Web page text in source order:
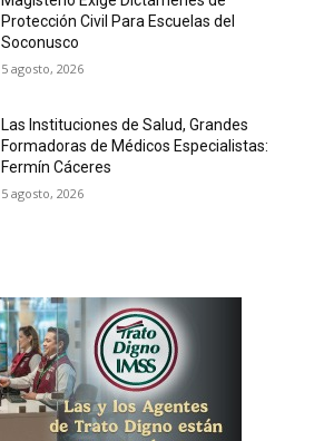
Protección Civil Para Escuelas del
Soconusco
5 agosto, 2026
Las Instituciones de Salud, Grandes
Formadoras de Médicos Especialistas:
Fermín Cáceres
5 agosto, 2026